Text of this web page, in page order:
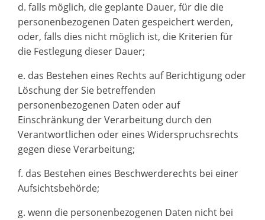
d. falls möglich, die geplante Dauer, für die die
personenbezogenen Daten gespeichert werden,
oder, falls dies nicht möglich ist, die Kriterien für
die Festlegung dieser Dauer;
e. das Bestehen eines Rechts auf Berichtigung oder
Löschung der Sie betreffenden
personenbezogenen Daten oder auf
Einschränkung der Verarbeitung durch den
Verantwortlichen oder eines Widerspruchsrechts
gegen diese Verarbeitung;
f. das Bestehen eines Beschwerderechts bei einer
Aufsichtsbehörde;
g. wenn die personenbezogenen Daten nicht bei